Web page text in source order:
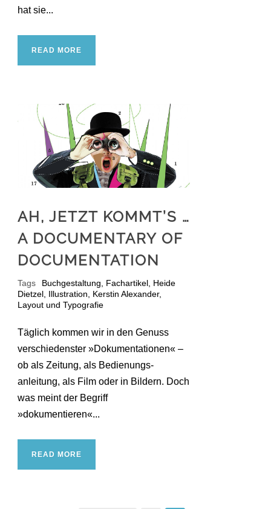
hat sie...
READ MORE
AH, JETZT KOMMT’S …
A DOCUMENTARY OF
DOCUMENTATION
Tags Buchgestaltung Fachartikel Heide
Dietzel Illustration Kerstin Alexander,
Layout und Typografie
Täglich kommen wir in den Genuss
verschiedenster »Doku­mentationen« –
ob als Zeitung, als Bedienungs­
anleitung, als Film oder in Bildern. Doch
was meint der Begriff
»dokumentieren«...
READ MORE